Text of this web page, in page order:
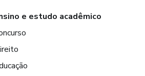
e estudo acadêmico